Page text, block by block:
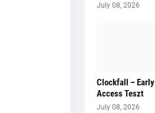
July 08, 2026
Clockfall – Early
Access Teszt
July 08, 2026